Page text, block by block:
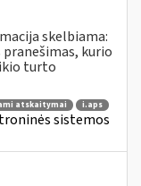
skelbiama:
kurio
turto
atskaitymai i.aps
sistemos